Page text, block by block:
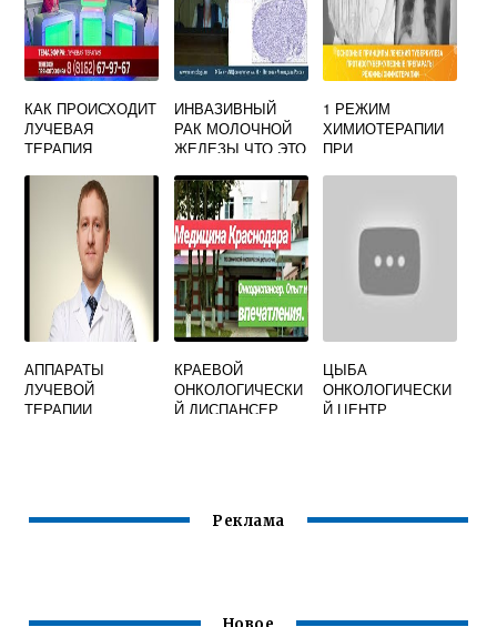
КАК ПРОИСХОДИТ
ЛУЧЕВАЯ
ТЕРАПИЯ
ИНВАЗИВНЫЙ
РАК МОЛОЧНОЙ
ЖЕЛЕЗЫ ЧТО ЭТО
1 РЕЖИМ
ХИМИОТЕРАПИИ
ПРИ
АППАРАТЫ
ЛУЧЕВОЙ
ТЕРАПИИ
КРАЕВОЙ
ОНКОЛОГИЧЕСКИ
Й ДИСПАНСЕР
ЦЫБА
ОНКОЛОГИЧЕСКИ
Й ЦЕНТР
Реклама